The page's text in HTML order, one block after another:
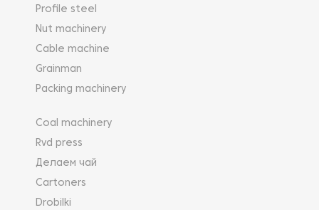
Profile steel
Nut machinery
Cable machine
Grainman
Packing machinery
Coal machinery
Rvd press
Делаем чай
Cartoners
Drobilki